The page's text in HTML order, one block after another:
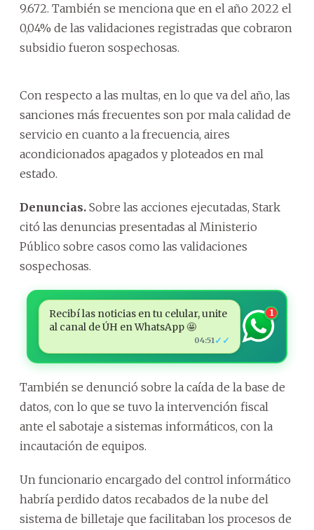
9.672. También se menciona que en el año 2022 el
0,04% de las validaciones registradas que cobraron
subsidio fueron sospechosas.
Con respecto a las multas, en lo que va del año, las
sanciones más frecuentes son por mala calidad de
servicio en cuanto a la frecuencia, aires
acondicionados apagados y ploteados en mal
estado.
Denuncias. Sobre las acciones ejecutadas, Stark
citó las denuncias presentadas al Ministerio
Público sobre casos como las validaciones
sospechosas.
Recibí las noticias en tu celular, unite
al canal de ÚH en WhatsApp 🤩
04:51 ✓✓
1
También se denunció sobre la caída de la base de
datos, con lo que se tuvo la intervención fiscal
ante el sabotaje a sistemas informáticos, con la
incautación de equipos.
Un funcionario encargado del control informático
habría perdido datos recabados de la nube del
sistema de billetaje que facilitaban los procesos de